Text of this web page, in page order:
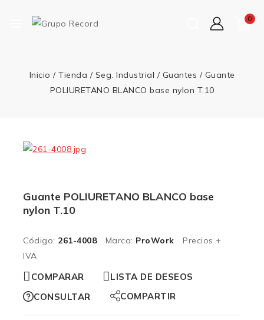
0
Inicio / Tienda / Seg. Industrial / Guantes / Guante
POLIURETANO BLANCO base nylon T.10
Guante POLIURETANO BLANCO base
nylon T.10
Código: 261-4008 Marca: ProWork Precios +
IVA
COMPARAR
LISTA DE DESEOS
CONSULTAR
COMPARTIR